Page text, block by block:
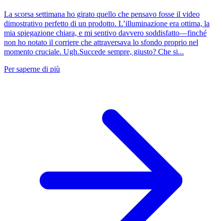
La scorsa settimana ho girato quello che pensavo fosse il video
dimostrativo perfetto di un prodotto. L’illuminazione era ottima, la
mia spiegazione chiara, e mi sentivo davvero soddisfatto—finché
non ho notato il corriere che attraversava lo sfondo proprio nel
momento cruciale. Ugh.Succede sempre, giusto? Che si...
Per saperne di più